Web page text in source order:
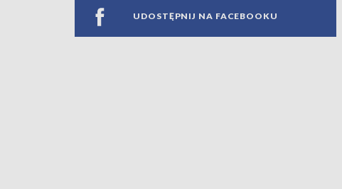
UDOSTĘPNIJ NA FACEBOOKU